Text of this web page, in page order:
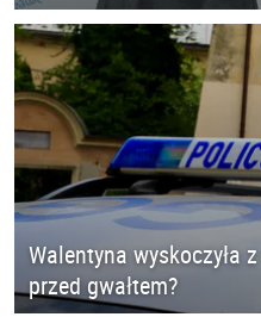
Walentyna wyskoczyła
przed gwałtem?